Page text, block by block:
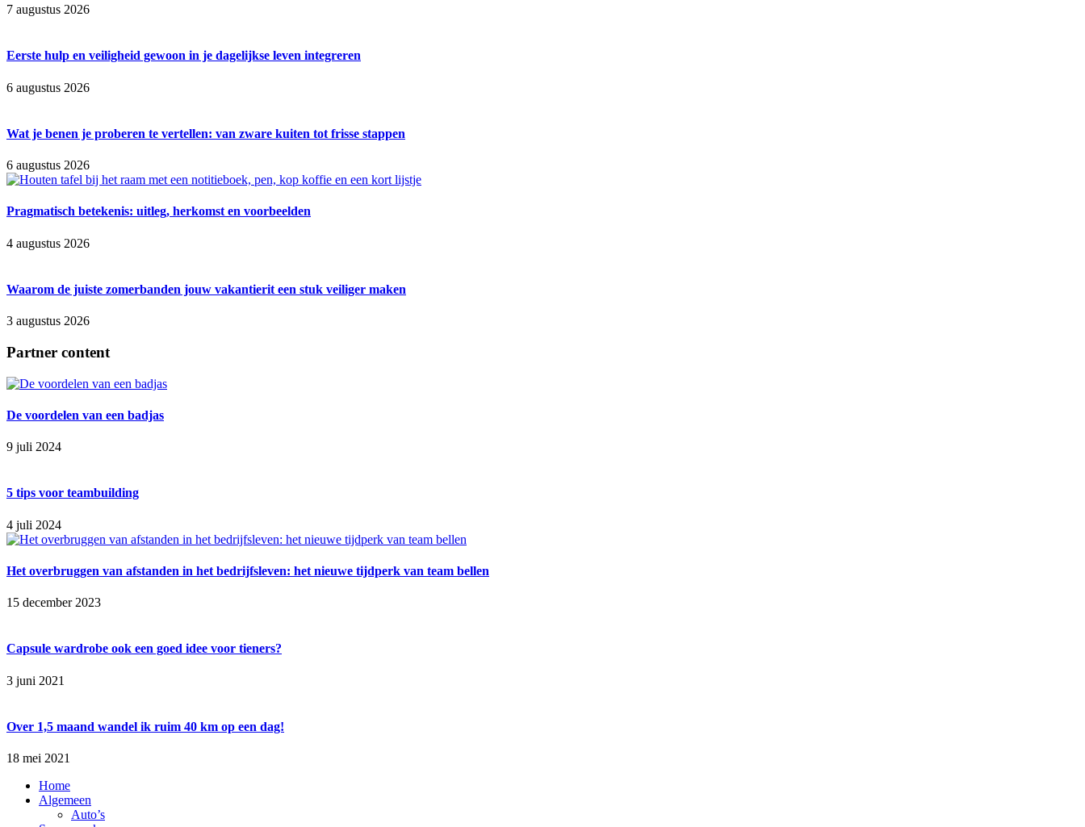
7 augustus 2026
Eerste hulp en veiligheid gewoon in je dagelijkse leven integreren
6 augustus 2026
Wat je benen je proberen te vertellen: van zware kuiten tot frisse stappen
6 augustus 2026
Pragmatisch betekenis: uitleg, herkomst en voorbeelden
4 augustus 2026
Waarom de juiste zomerbanden jouw vakantierit een stuk veiliger maken
3 augustus 2026
Partner content
De voordelen van een badjas
9 juli 2024
5 tips voor teambuilding
4 juli 2024
Het overbruggen van afstanden in het bedrijfsleven: het nieuwe tijdperk van team bellen
15 december 2023
Capsule wardrobe ook een goed idee voor tieners?
3 juni 2021
Over 1,5 maand wandel ik ruim 40 km op een dag!
18 mei 2021
Home
Algemeen
Auto’s